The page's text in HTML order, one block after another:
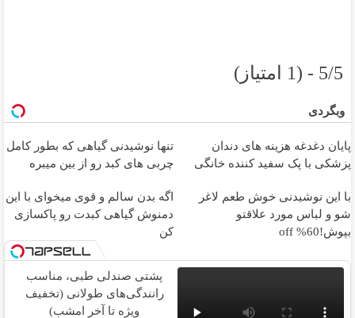
5/5 - (1 امتیاز)
وبگردی
پایان دغدغه هزینه های دندان
پزشکی با پک سفید کننده خانگی
تنها نوشیدنی گیاهی که بطور کامل
چربی های کبد رو از بین میبره
با این نوشیدنی خوش طعم لاغر
شو و لباس مورد علاقتو
بپوش!60% off
اگه بدن سالم و قوی میخوای با این
دمنوش گیاهی کبدت رو پاکسازی
کن
پشتی صندلی طبی، مناسب
رانندگی‌های طولانی (تخفیف
ویژه تا آخر امشب)